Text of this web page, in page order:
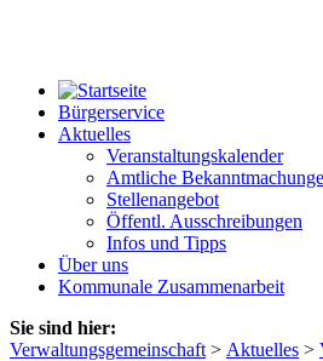
Bürgerservice
Aktuelles
Veranstaltungskalender
Amtliche
Stellenangebot
Öffentl. Ausschreibungen
Infos und Tipps
Über uns
Kommunale Zusammenarbeit
Sie sind hier:
Verwaltungsgemeinschaft > Aktuelles >